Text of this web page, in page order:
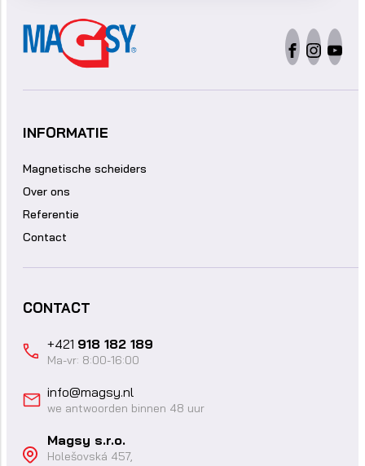
INFORMATIE
Magnetische scheiders
Over ons
Referentie
Contact
CONTACT
+421 918 182 189
Ma-vr: 8:00-16:00
info@magsy.nl
we antwoorden binnen 48 uur
Magsy s.r.o.
Holešovská 457,